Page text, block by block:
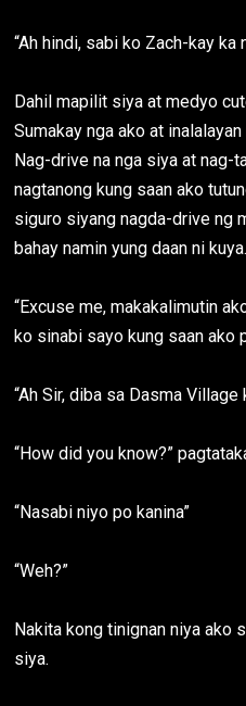
“Ah hindi, sabi ko Zach-kay ka
Dahil mapilit siya at medyo
Sumakay nga ako at
Nag-drive na nga siya at nag-
nagtanong kung saan ako
siguro siyang nagda-drive ng
bahay namin yung daan ni kuya.
“Excuse me, makakalimutin
ko sinabi sayo kung saan ako
“Ah Sir, diba sa Dasma Village
“How did you know?”
“Nasabi niyo po kanina”
“Weh?”
Nakita kong tinignan niya ako
siya.